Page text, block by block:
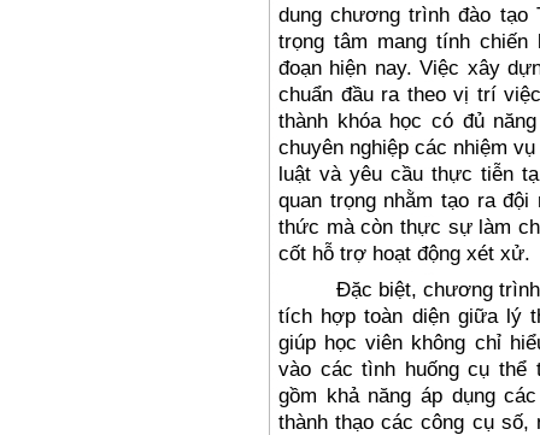
dung chương trìnhđào tạo
trọng tâm mang tính chiến
đoạn hiện nay. Việc xây d
chuẩn đầu ra theo vị trí vi
thành khóa học có đủ n
chuyên nghiệp các nhiệm
luật và yêu cầu thực tiễn
quan trọng nhằm tạo rađội
thức mà còn thực sự làm ch
cốt hỗ trợ hoạt động xét xử.
Đặc biệt, chương tr
tích hợp toàn diện giữa lý
giúp học viên không chỉ
vào các tình huống cụ thể
gồm khả năngáp dụng c
thành thạo các công cụ số,